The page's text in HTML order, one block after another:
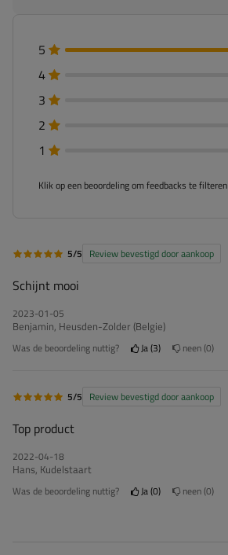
5
4
3
2
1
Klik op een beoordeling om feedbacks te filteren
5/5 Review bevestigd door aankoop
Schijnt mooi
2023-01-05
Benjamin, Heusden-Zolder (Belgie)
Was de beoordeling nuttig? Ja 3 neen 0
5/5 Review bevestigd door aankoop
Top product
2022-04-18
Hans, Kudelstaart
Was de beoordeling nuttig? Ja 0 neen 0